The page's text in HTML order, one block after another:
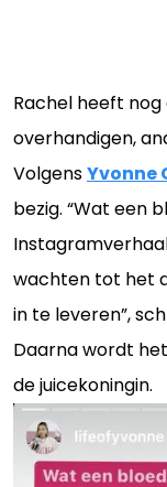
Rachel heeft
overhandigen,
VolgensYvonne
bezig. “Wat een
wachten tot het
in te leveren”,
Daarna wordt
de juicekoningin.